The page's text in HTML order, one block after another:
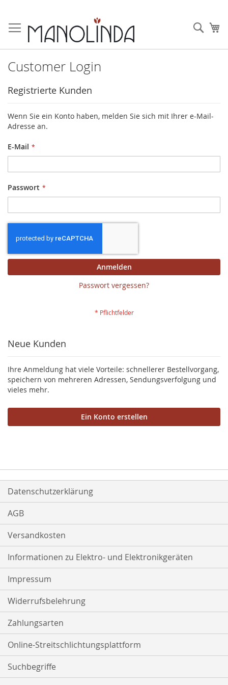
Inhalt
springen
Customer Login
Registrierte Kunden
Wenn Sie ein Konto haben, melden Sie sich mit Ihrer e-Mail-
Adresse an.
E-Mail
Passwort
Anmelden
Passwort vergessen?
Neue Kunden
Ihre Anmeldung hat viele Vorteile: schnellerer Bestellvorgang,
speichern von mehreren Adressen, Sendungsverfolgung und
vieles mehr.
Ein Konto erstellen
Datenschutzerklärung
AGB
Versandkosten
Informationen zu Elektro- und Elektronikgeräten
Impressum
Widerrufsbelehrung
Zahlungsarten
Online-Streitschlichtungsplattform
Suchbegriffe